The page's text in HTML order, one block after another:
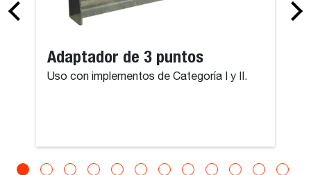
Adaptador de 3 puntos
Uso con implementos de Categoría I y II.